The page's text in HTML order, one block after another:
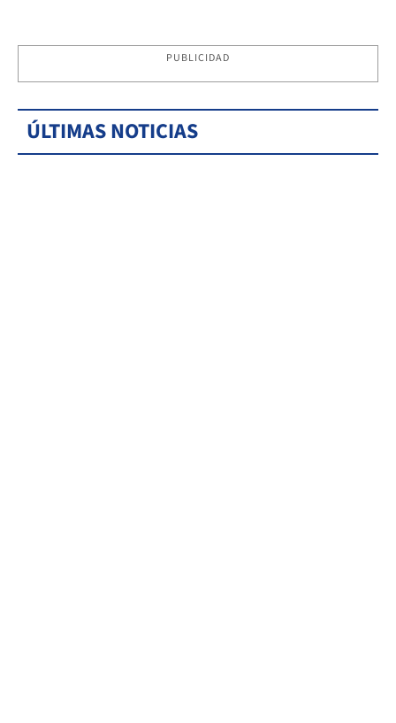
PUBLICIDAD
ÚLTIMAS NOTICIAS